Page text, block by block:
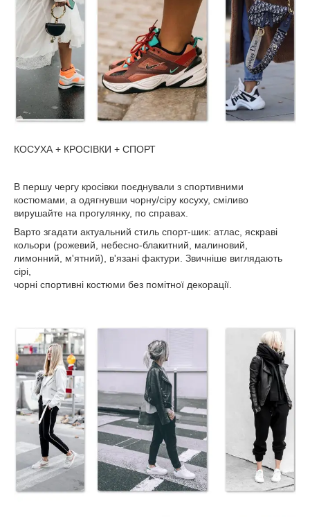
КОСУХА + КРОСІВКИ + СПОРТ
В першу чергу кросівки поєднували з спортивними
костюмами, а одягнувши чорну/сіру косуху, сміливо
вирушайте на прогулянку, по справах.
Варто згадати актуальний стиль спорт-шик: атлас, яскраві
кольори (рожевий, небесно-блакитний, малиновий,
лимонний, м'ятний), в'язані фактури. Звичніше виглядають
сірі,
чорні спортивні костюми без помітної декорації.